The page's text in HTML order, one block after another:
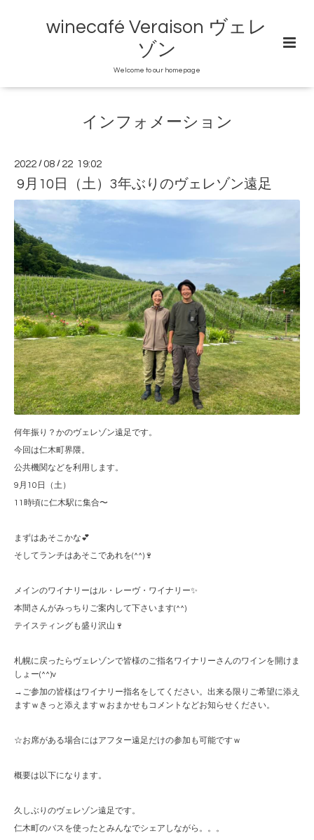
winecafé Veraison ヴェレ
ゾン
Welcome to our homepage
インフォメーション
2022 /08 / 22 19:02
9月10日（土）3年ぶりのヴェレゾン遠足
何年振り？かのヴェレゾン遠足です。
今回は仁木町界隈。
公共機関などを利用します。
9月10日（土）
11時頃に仁木駅に集合〜
まずはあそこかな💕
そしてランチはあそこであれを(^^)🍷
メインのワイナリーはル・レーヴ・ワイナリー✨
本間さんがみっちりご案内して下さいます(^^)
テイスティングも盛り沢山🍷
札幌に戻ったらヴェレゾンで皆様のご指名ワイナリーさんのワインを開けま
しょー(^^)v
→ご参加の皆様はワイナリー指名をしてください。出来る限りご希望に添え
ますｗきっと添えますｗおまかせもコメントなどお知らせください。
☆お席がある場合にはアフター遠足だけの参加も可能ですｗ
概要は以下になります。
久しぶりのヴェレゾン遠足です。
仁木町のバスを使ったとみんなでシェアしながら。。。